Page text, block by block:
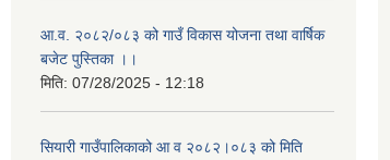
आ.व. २०८२/०८३ को गाउँ विकास योजना तथा वार्षिक
बजेट पुस्तिका ।।
मिति: 07/28/2025 - 12:18
सियारी गाउँपालिकाको आ व २०८२।०८३ को मिति